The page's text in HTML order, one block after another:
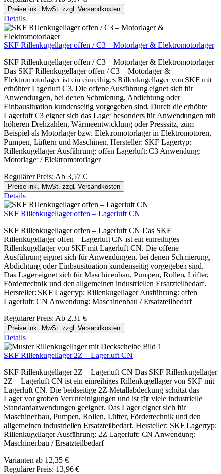
Preise inkl. MwSt. zzgl. Versandkosten
Details
SKF Rillenkugellager offen / C3 – Motorlager & Elektromotorlager
SKF Rillenkugellager offen / C3 – Motorlager & Elektromotorlager
Das SKF Rillenkugellager offen / C3 – Motorlager &
Elektromotorlager ist ein einreihiges Rillenkugellager von SKF mit
erhöhter Lagerluft C3. Die offene Ausführung eignet sich für
Anwendungen, bei denen Schmierung, Abdichtung oder
Einbausituation kundenseitig vorgegeben sind. Durch die erhöhte
Lagerluft C3 eignet sich das Lager besonders für Anwendungen mit
höheren Drehzahlen, Wärmeentwicklung oder Presssitz, zum
Beispiel als Motorlager bzw. Elektromotorlager in Elektromotoren,
Pumpen, Lüftern und Maschinen. Hersteller: SKF Lagertyp:
Rillenkugellager Ausführung: offen Lagerluft: C3 Anwendung:
Motorlager / Elektromotorlager
Regulärer Preis: Ab 3,57 €
Preise inkl. MwSt. zzgl. Versandkosten
Details
SKF Rillenkugellager offen – Lagerluft CN
SKF Rillenkugellager offen – Lagerluft CN Das SKF
Rillenkugellager offen – Lagerluft CN ist ein einreihiges
Rillenkugellager von SKF mit Lagerluft CN. Die offene
Ausführung eignet sich für Anwendungen, bei denen Schmierung,
Abdichtung oder Einbausituation kundenseitig vorgegeben sind.
Das Lager eignet sich für Maschinenbau, Pumpen, Rollen, Lüfter,
Fördertechnik und den allgemeinen industriellen Ersatzteilbedarf.
Hersteller: SKF Lagertyp: Rillenkugellager Ausführung: offen
Lagerluft: CN Anwendung: Maschinenbau / Ersatzteilbedarf
Regulärer Preis: Ab 2,31 €
Preise inkl. MwSt. zzgl. Versandkosten
Details
SKF Rillenkugellager 2Z – Lagerluft CN
SKF Rillenkugellager 2Z – Lagerluft CN Das SKF Rillenkugellager
2Z – Lagerluft CN ist ein einreihiges Rillenkugellager von SKF mit
Lagerluft CN. Die beidseitige 2Z-Metallabdeckung schützt das
Lager vor groben Verunreinigungen und ist für viele industrielle
Standardanwendungen geeignet. Das Lager eignet sich für
Maschinenbau, Pumpen, Rollen, Lüfter, Fördertechnik und den
allgemeinen industriellen Ersatzteilbedarf. Hersteller: SKF Lagertyp:
Rillenkugellager Ausführung: 2Z Lagerluft: CN Anwendung:
Maschinenbau / Ersatzteilbedarf
Varianten ab 12,35 €
Regulärer Preis: 13,96 €